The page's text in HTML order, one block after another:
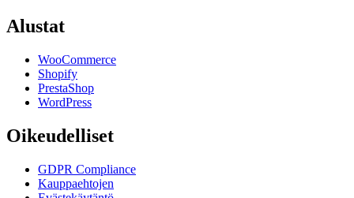
Alustat
WooCommerce
Shopify
PrestaShop
WordPress
Oikeudelliset
GDPR Compliance
Kauppaehtojen